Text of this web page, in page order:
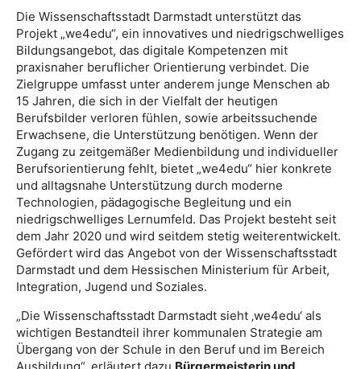
Die Wissenschaftsstadt Darmstadt unterstützt das
Projekt „we4edu“, ein innovatives und niedrigschwelliges
Bildungsangebot, das digitale Kompetenzen mit
praxisnaher beruflicher Orientierung verbindet. Die
Zielgruppe umfasst unter anderem junge Menschen ab
15 Jahren, die sich in der Vielfalt der heutigen
Berufsbilder verloren fühlen, sowie arbeitssuchende
Erwachsene, die Unterstützung benötigen. Wenn der
Zugang zu zeitgemäßer Medienbildung und individueller
Berufsorientierung fehlt, bietet „we4edu“ hier konkrete
und alltagsnahe Unterstützung durch moderne
Technologien, pädagogische Begleitung und ein
niedrigschwelliges Lernumfeld. Das Projekt besteht seit
dem Jahr 2020 und wird seitdem stetig weiterentwickelt.
Gefördert wird das Angebot von der Wissenschaftsstadt
Darmstadt und dem Hessischen Ministerium für Arbeit,
Integration, Jugend und Soziales.
„Die Wissenschaftsstadt Darmstadt sieht ‚we4edu‘ als
wichtigen Bestandteil ihrer kommunalen Strategie am
Übergang von der Schule in den Beruf und im Bereich